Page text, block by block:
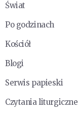
Świat
Po godzinach
Kościół
Blogi
Serwis papieski
Czytania liturgiczne